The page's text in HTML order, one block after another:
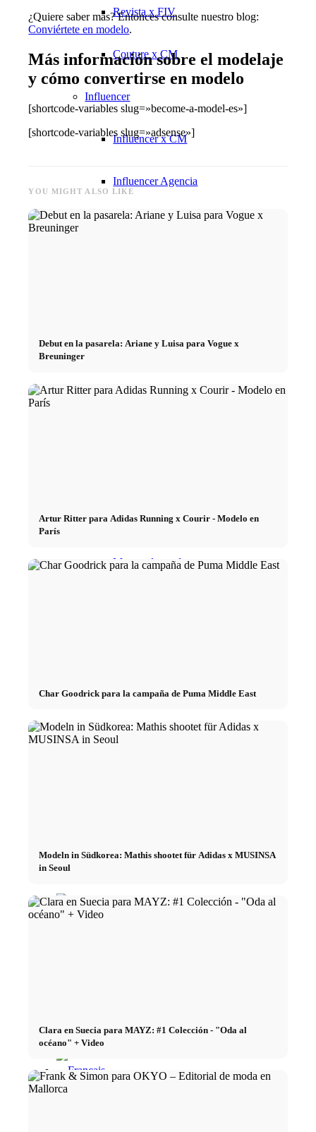
Revista x FIV
Couture x CM
Influencer
Influencer x CM
Influencer Agencia
Marketing de rendimiento
Candidatar
Conviértete en modelo 2026
Fashion Weeks
Marcas de moda
Peppa del Día
News
x TikTok
x YouTube
¿Quiere saber más? Entonces consulte nuestro blog:
Conviértete en modelo.
Más información sobre el modelaje
y cómo convertirse en modelo
[shortcode-variables slug=»become-a-model-es»]
[shortcode-variables slug=»adsense»]
YOU MIGHT ALSO LIKE
Debut en la pasarela: Ariane y Luisa para Vogue x
Breuninger
Artur Ritter para Adidas Running x Courir - Modelo en
París
Char Goodrick para la campaña de Puma Middle East
Modeln in Südkorea: Mathis shootet für Adidas x MUSINSA
in Seoul
Clara en Suecia para MAYZ: #1 Colección - "Oda al
océano" + Video